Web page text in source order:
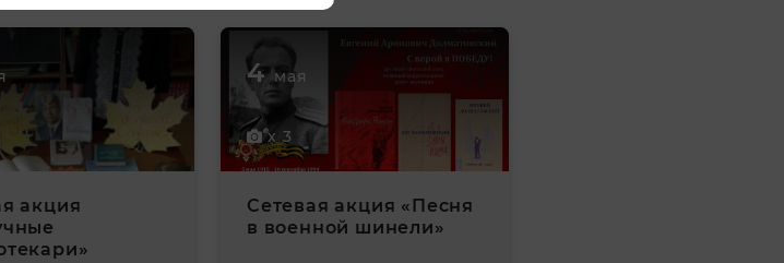
акция
4 мая
x 3
Сетевая акция «Песня
в военной шинели»